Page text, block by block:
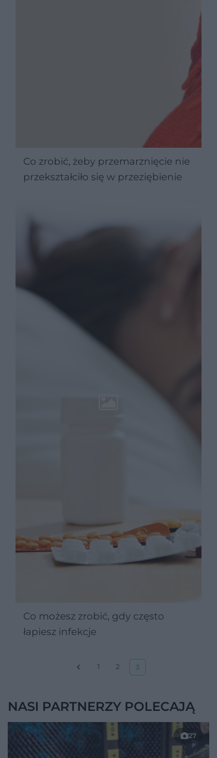
Co zrobić, żeby przemarznięcie nie
przekształciło się w przeziębienie
Co możesz zrobić, gdy często
łapiesz infekcje
1 2 3
NASI PARTNERZY POLECAJĄ
27